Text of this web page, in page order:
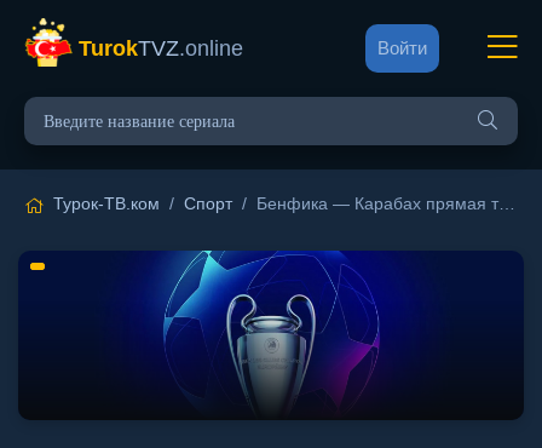
TurokTVZ.online Войти
Турок-ТВ.ком / Спорт/ Бенфика — Карабах прямая трансляция 16 сентября 2025